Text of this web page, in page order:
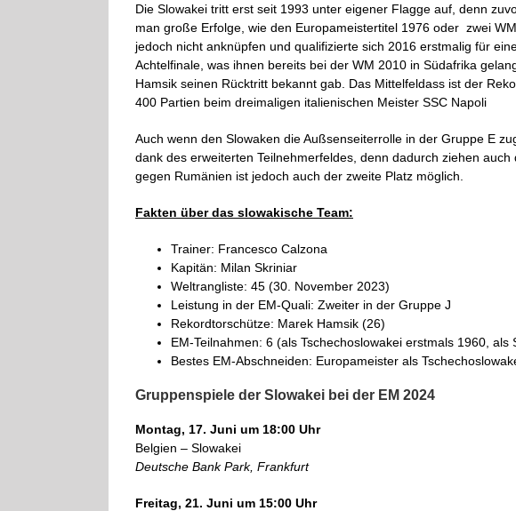
Die Slowakei tritt erst seit 1993 unter eigener Flagge auf, denn
man große Erfolge, wie den Europameistertitel 1976 oder zwei
jedoch nicht anknüpfen und qualifizierte sich 2016 erstmalig für
Achtelfinale, was ihnen bereits bei der WM 2010 in Südafrika
Hamsik seinen Rücktritt bekannt gab. Das Mittelfeldass ist der
400 Partien beim dreimaligen italienischen Meister SSC Napoli
Auch wenn den Slowaken die Außsenseiterrolle in der Gruppe E
dank des erweiterten Teilnehmerfeldes, denn dadurch ziehen
gegen Rumänien ist jedoch auch der zweite Platz möglich.
Fakten über das slowakische Team:
Trainer: Francesco Calzona
Kapitän: Milan Skriniar
Weltrangliste: 45 (30. November 2023)
Leistung in der EM-Quali: Zweiter in der Gruppe J
Rekordtorschütze: Marek Hamsik (26)
EM-Teilnahmen: 6 (als Tschechoslowakei erstmals 1960, als
Bestes EM-Abschneiden: Europameister als
Gruppenspiele der Slowakei bei der EM 2024
Montag, 17. Juni um 18:00 Uhr
Belgien – Slowakei
Deutsche Bank Park, Frankfurt
Freitag, 21. Juni um 15:00 Uhr